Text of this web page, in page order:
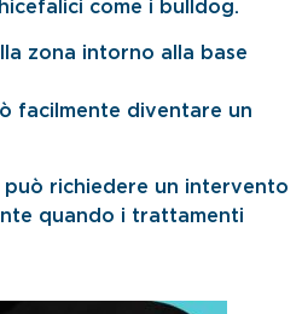
come i bulldog.
zona intorno alla base
facilmente diventare un
può richiedere un intervento
quando i trattamenti